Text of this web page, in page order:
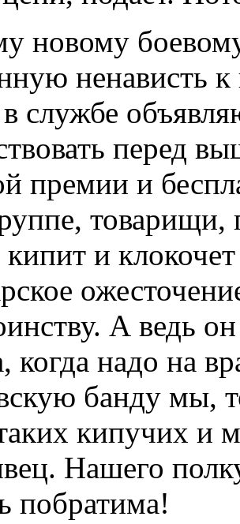
новому
ненависть к
службе
перед
премии и
товарищи,
и клокочет
А ведь
когда надо на
банду мы,
кипучих и
Нашего
побратима!